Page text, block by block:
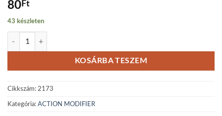
80Ft
43 készleten
Bribes mennyiség
KOSÁRBA TESZEM
Cikkszám: 2173
Kategória: ACTION MODIFIER